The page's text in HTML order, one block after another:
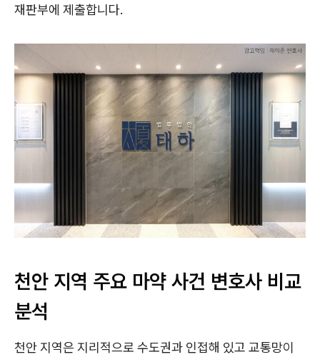
재판부에 제출합니다.
천안 지역 주요 마약 사건 변호사 비교
분석
천안 지역은 지리적으로 수도권과 인접해 있고 교통망이